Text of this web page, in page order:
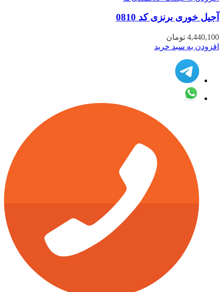
آجیل خوری برنزی کد 0810
4,440,100 تومان
افزودن به سبد خرید